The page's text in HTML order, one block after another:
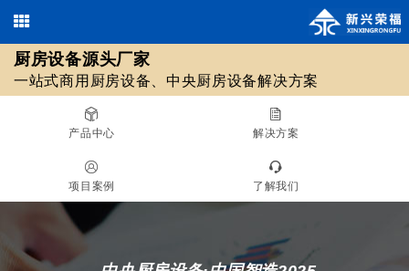
欢迎光临北京新兴荣福厨房设备有限公司，优质
厨房设备源头厂家
一站式商用厨房设备、中央厨房设备解决方案
13911590461 / 18511561620
010-69508355 / 010-69508608
厨房设备源头厂家
一站式商用厨房设备、中央厨房设备解决方案
产品中心 解决方案
项目案例 了解我们